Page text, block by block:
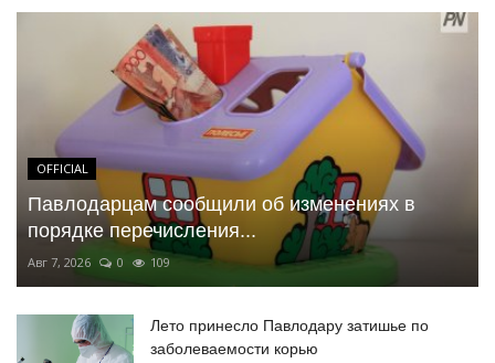
OFFICIAL
Павлодарцам сообщили об изменениях в
порядке перечисления...
Авг 7, 2026 0 109
Лето принесло Павлодару затишье по
заболеваемости корью